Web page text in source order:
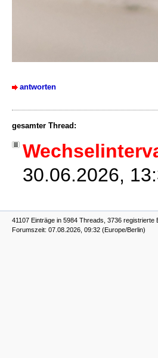
antworten
gesamter Thread:
30.06.2026,
41107 Einträge in 5984 Threads, 3736
Forumszeit: 07.08.2026, 09:32 (Europe/Berlin)